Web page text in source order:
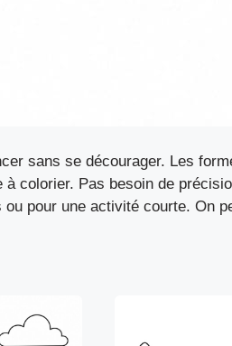
sans se décourager. Les
colorier. Pas besoin de
pour une activité courte. On